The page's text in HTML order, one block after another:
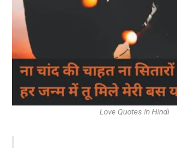
Love Quotes in Hindi